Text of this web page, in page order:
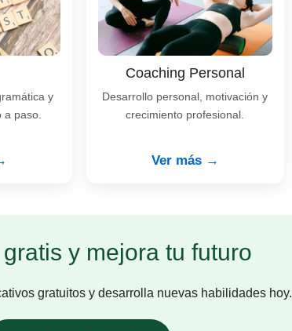
y
paso.
Coaching Personal
Desarrollo personal, motivación y
crecimiento profesional.
Ver más →
y mejora tu futuro
gratuitos y desarrolla nuevas habilidades hoy.